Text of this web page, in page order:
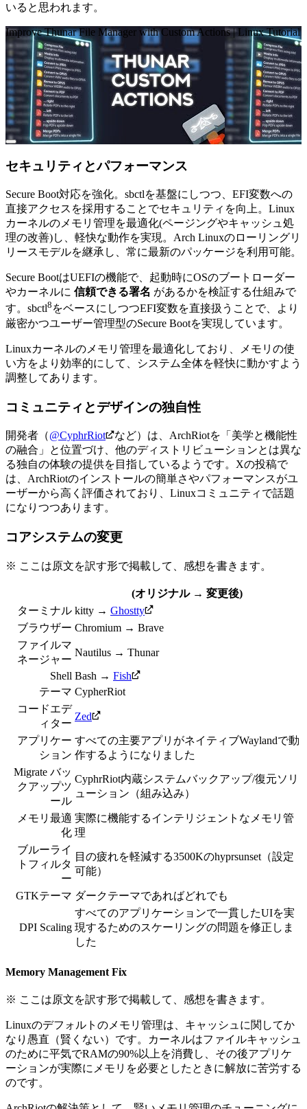
いると思われます。
Improve Thunar File Manager with Custom Actions | Linux Tutorial
セキュリティとパフォーマンス
Secure Boot対応を強化。sbctlを基盤にしつつ、EFI変数への
直接アクセスを採用することでセキュリティを向上。 Linux
カーネルのメモリ管理を最適化(ページングやキャッシュ処
理の改善)し、軽快な動作を実現。 Arch Linuxのローリングリ
リースモデルを継承し、常に最新のパッケージを利用可能。
Secure BootはUEFIの機能で、起動時にOSのブートローダー
やカーネルに 信頼できる署名 があるかを検証する仕組みで
す。sbctl8 をベースにしつつEFI変数を直接扱うことで、より
厳密かつユーザー管理型のSecure Bootを実現しています。
Linuxカーネルのメモリ管理を最適化しており、メモリの使
い方をより効率的にして、システム全体を軽快に動かすよう
調整してあります。
コミュニティとデザインの独自性
開発者（@CyphrRiot
など）は、ArchRiotを「美学と機能性
の融合」と位置づけ、他のディストリビューションとは異な
る独自の体験の提供を目指しているようです。 Xの投稿で
は、ArchRiotのインストールの簡単さやパフォーマンスがユ
ーザーから高く評価されており、Linuxコミュニティで話題
になりつつあります。
コアシステムの変更
※ ここは原文を訳す形で掲載して、感想を書きます。
(オリジナル → 変更後)
ターミナル kitty → Ghostty
ブラウザー Chromium → Brave
ファイルマ
ネージャー
Nautilus → Thunar
Shell Bash → Fish
テーマ CypherRiot
コードエデ
ィター
Zed
アプリケー
ション
すべての主要アプリがネイティブWaylandで動
作するようになりました
Migrate バッ
クアップツ
ール
CyphrRiot内蔵システムバックアップ/復元ソリ
ューション（組み込み）
メモリ最適
化
実際に機能するインテリジェントなメモリ管
理
ブルーライ
トフィルタ
ー
目の疲れを軽減する3500Kのhyprsunset（設定
可能）
GTKテーマ ダークテーマであればどれでも
DPI Scaling
すべてのアプリケーションで一貫したUIを実
現するためのスケーリングの問題を修正しま
した
Memory Management Fix
※ ここは原文を訳す形で掲載して、感想を書きます。
Linuxのデフォルトのメモリ管理は、キャッシュに関してか
なり愚直（賢くない）です。
カーネルはファイルキャッシュ
のために平気でRAMの90%以上を消費し、その後アプリケ
ーションが実際にメモリを必要としたときに解放に苦労する
のです。